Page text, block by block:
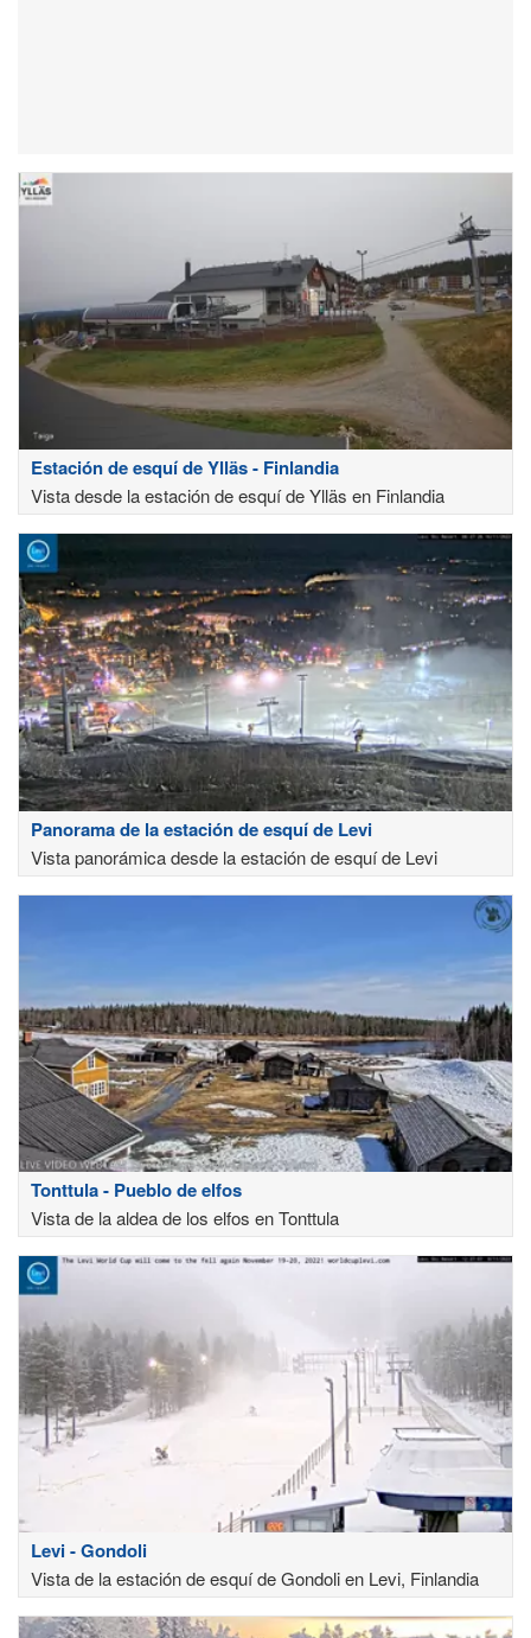
Estación de esquí de Ylläs - Finlandia
Vista desde la estación de esquí de Ylläs en Finlandia
Panorama de la estación de esquí de Levi
Vista panorámica desde la estación de esquí de Levi
Tonttula - Pueblo de elfos
Vista de la aldea de los elfos en Tonttula
Levi - Gondoli
Vista de la estación de esquí de Gondoli en Levi, Finlandia